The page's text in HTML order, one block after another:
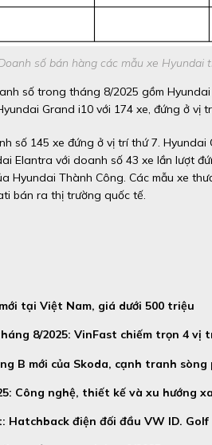
số bán hàng các mẫu xe Hyundai
số trong tháng 8/2025 gồm
Grand i10 với 174 xe, đứng ở vị
số 145 xe đứng ở vị trí thứ 7.
Elantra với doanh số 43 xe lần lượt
Hyundai Thành Công. Các mẫu xe
bán ra thị trường quốc tế.
tại Việt Nam, giá dưới 500 triệu
8/2025: VinFast chiếm trọn 4 vị
B mới của Skoda, cạnh tranh
Công nghệ, thiết kế và xu hướng
Hatchback điện đối đầu VW ID. Golf